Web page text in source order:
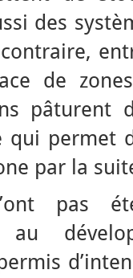
des
de
pâturent
qui
par la
pas
au